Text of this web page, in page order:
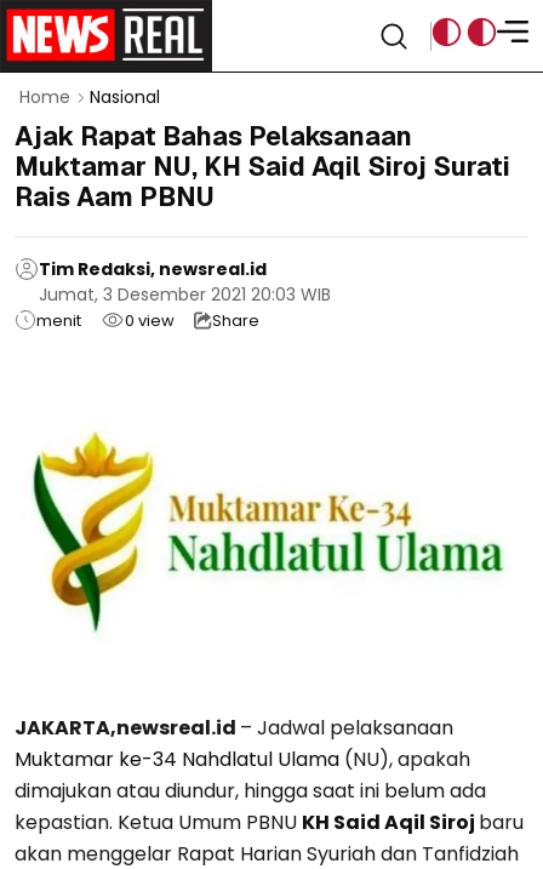
Home Nasional
Ajak Rapat Bahas Pelaksanaan
Muktamar NU, KH Said Aqil Siroj Surati
Rais Aam PBNU
Tim Redaksi, newsreal.id
Jumat, 3 Desember 2021 20:03 WIB
menit 0 view Share
JAKARTA,newsreal.id – Jadwal pelaksanaan
Muktamar ke-34 Nahdlatul Ulama (NU), apakah
dimajukan atau diundur, hingga saat ini belum ada
kepastian. Ketua Umum PBNU KH Said Aqil Siroj baru
akan menggelar Rapat Harian Syuriah dan Tanfidziah